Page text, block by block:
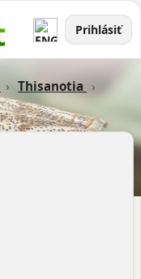
Prihlásiť
› Thisanotia ›